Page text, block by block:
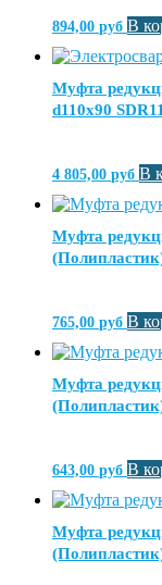
894,00 руб В
Муфта
d110х90 SDR11
4 805,00 руб В
Муфта
765,00 руб В
Муфта
643,00 руб В
Муфта